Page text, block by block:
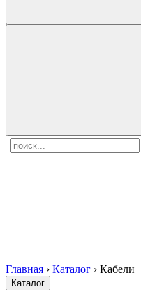
Главная › Каталог › Кабели
Каталог